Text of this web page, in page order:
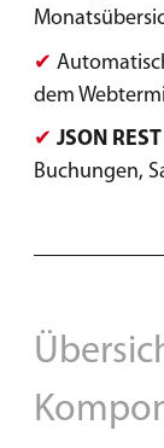
✔
dem
✔ JSON
Buchungen,